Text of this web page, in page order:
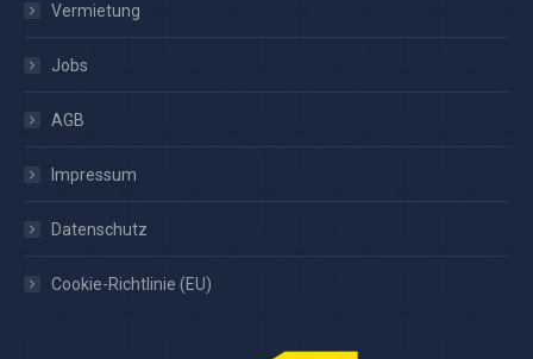
Vermietung
Jobs
AGB
Impressum
Datenschutz
Cookie-Richtlinie (EU)